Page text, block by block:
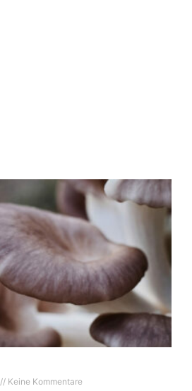
Keine Kommentare